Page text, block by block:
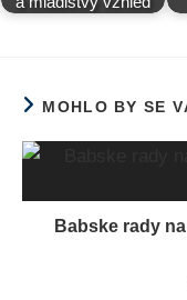
MOHLO BY SE
Babske rady